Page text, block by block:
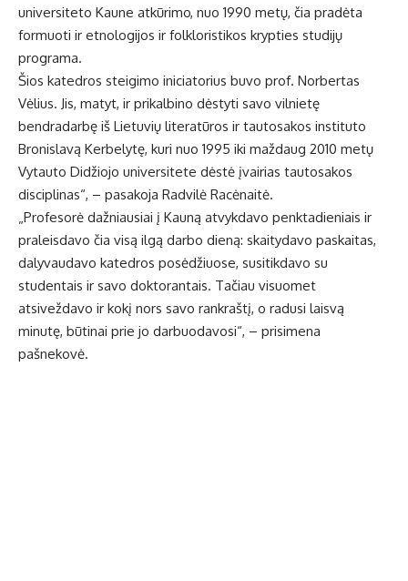
universiteto Kaune atkūrimo, nuo 1990 metų, čia pradėta
formuoti ir etnologijos ir folkloristikos krypties studijų
programa.
Šios katedros steigimo iniciatorius buvo prof. Norbertas
Vėlius. Jis, matyt, ir prikalbino dėstyti savo vilnietę
bendradarbę iš Lietuvių literatūros ir tautosakos instituto
Bronislavą Kerbelytę, kuri nuo 1995 iki maždaug 2010 metų
Vytauto Didžiojo universitete dėstė įvairias tautosakos
disciplinas“, – pasakoja Radvilė Racėnaitė.
„Profesorė dažniausiai į Kauną atvykdavo penktadieniais ir
praleisdavo čia visą ilgą darbo dieną: skaitydavo paskaitas,
dalyvaudavo katedros posėdžiuose, susitikdavo su
studentais ir savo doktorantais. Tačiau visuomet
atsiveždavo ir kokį nors savo rankraštį, o radusi laisvą
minutę, būtinai prie jo darbuodavosi“, – prisimena
pašnekovė.